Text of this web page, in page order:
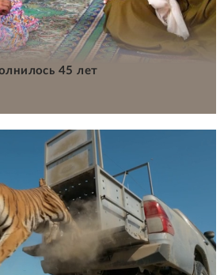
45 лет